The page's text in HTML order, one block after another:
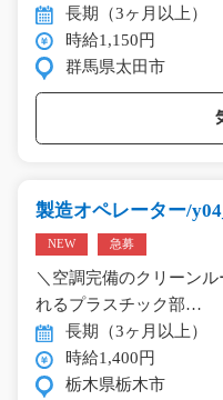
長期（3ヶ月以上）
時給1,150円
群馬県太田市
製造オペレーター/
NEW 急募
＼空調完備のクリーン
れるプラスチック部…
長期（3ヶ月以上）
時給1,400円
栃木県栃木市